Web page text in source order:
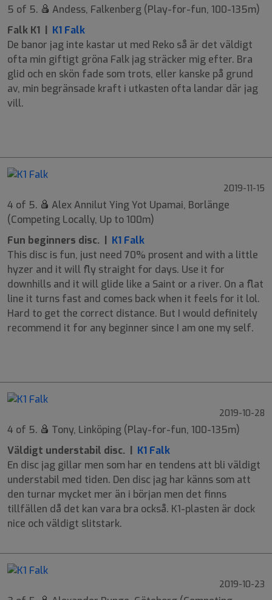
5 of 5.
Andess, Falkenberg (Play-for-fun, 100-135m)
Falk K1 | K1 Falk
De banor jag inte kastar ut med Reko så är det väldigt
ofta min giftigt gröna Falk jag sträcker mig efter. Bra
glid och en skön fade som trots, eller kanske på grund
av, min begränsade kraft i utkasten ofta landar där jag
vill.
2019-11-15
4 of 5.
Alex Annilut Ying Yot Upamai, Borlänge
(Competing Locally, Up to 100m)
Fun beginners disc. | K1 Falk
This disc is fun, just need 70% prosent and with a little
hyzer and it will fly straight for days. Use it for
downhills and it will glide like a Saint or a river. On a flat
line it turns fast and comes back when it feels for it lol.
Hard to get the correct distance. But I would definitely
recommend it for any beginner since I am one my self.
2019-10-28
4 of 5.
Tony, Linköping (Play-for-fun, 100-135m)
Väldigt understabil disc. | K1 Falk
En disc jag gillar men som har en tendens att bli väldigt
understabil med tiden. Den disc jag har känns som att
den turnar mycket mer än i början men det finns
tillfällen då det kan vara bra också. K1-plasten är dock
nice och väldigt slitstark.
2019-10-23